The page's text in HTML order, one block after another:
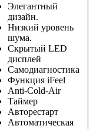
Элегантный
дизайн.
Низкий уровень
шума.
Скрытый LED
дисплей
Самодиагностика
Функция iFeel
Anti-Cold-Air
Таймер
Авторестарт
Автоматическая